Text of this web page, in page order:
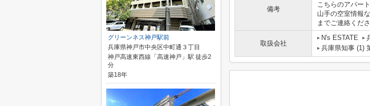
備考
こちらのアパー
山手の空室情報
までご連絡くだ
取扱会社
N's ESTATE
兵庫県知事 (1)
グリーンネス神戸駅前
兵庫県神戸市中央区中町通３丁目
神戸高速東西線「高速神戸」駅 徒歩2
分
築18年